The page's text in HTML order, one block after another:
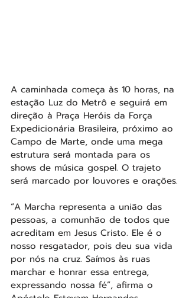
A caminhada começa às 10 horas, na
estação Luz do Metrô e seguirá em
direção à Praça Heróis da Força
Expedicionária Brasileira, próximo ao
Campo de Marte, onde uma mega
estrutura será montada para os
shows de música gospel. O trajeto
será marcado por louvores e orações.
“A Marcha representa a união das
pessoas, a comunhão de todos que
acreditam em Jesus Cristo. Ele é o
nosso resgatador, pois deu sua vida
por nós na cruz. Saímos às ruas
marchar e honrar essa entrega,
expressando nossa fé”, afirma o